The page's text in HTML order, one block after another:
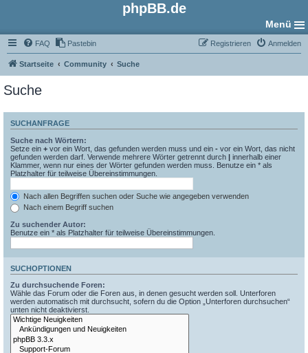
phpBB.de
Menü
FAQ Pastebin Anmelden
Registrieren
Startseite Community Suche
Suche
SUCHANFRAGE
Suche nach Wörtern:
Setze ein + vor ein Wort, das gefunden werden muss und ein - vor ein Wort, das nicht
gefunden werden darf. Verwende mehrere Wörter getrennt durch | innerhalb einer
Klammer, wenn nur eines der Wörter gefunden werden muss. Benutze ein * als
Platzhalter für teilweise Übereinstimmungen.
Nach allen Begriffen suchen oder Suche wie angegeben verwenden
Nach einem Begriff suchen
Zu suchender Autor:
Benutze ein * als Platzhalter für teilweise Übereinstimmungen.
SUCHOPTIONEN
Zu durchsuchende Foren:
Wähle das Forum oder die Foren aus, in denen gesucht werden soll. Unterforen
werden automatisch mit durchsucht, sofern du die Option „Unterforen durchsuchen“
unten nicht deaktivierst.